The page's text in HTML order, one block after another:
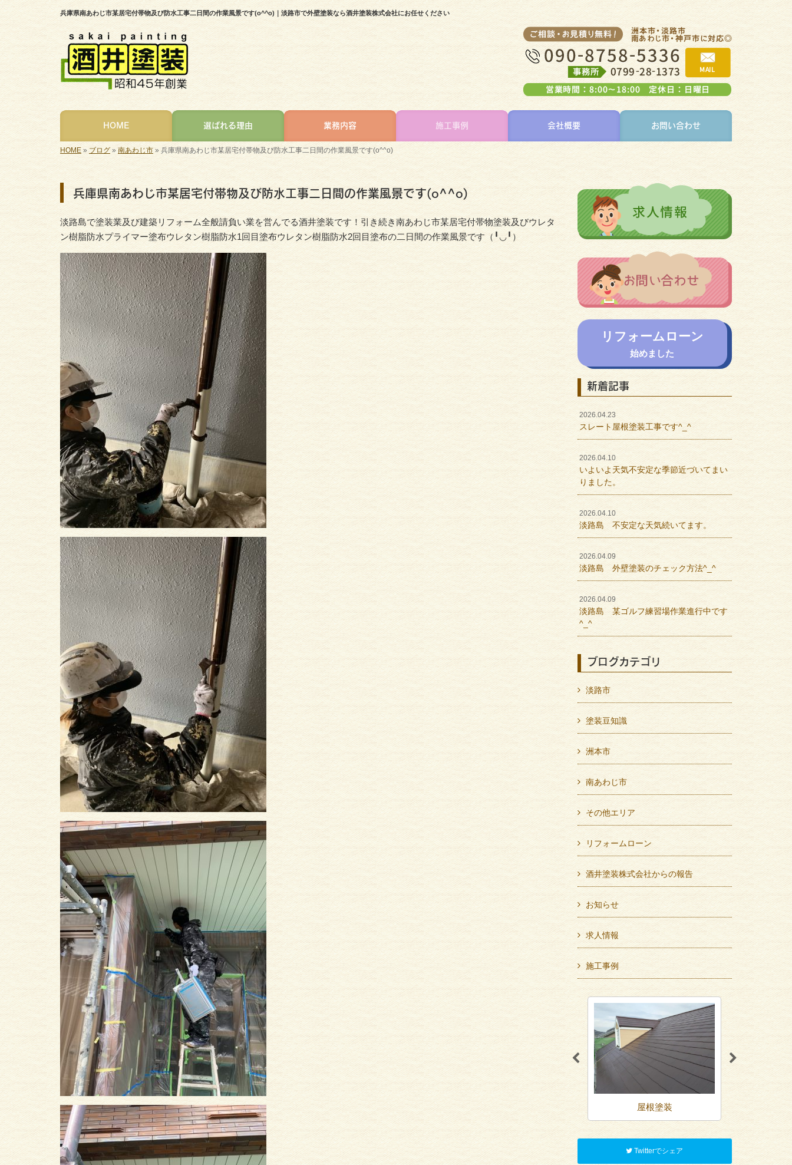
兵庫県南あわじ市某居宅付帯物及び防水工事二日間の作業風景です(o^^o)｜淡路市で外壁塗装なら酒井塗装株式会社にお任せください
HOME 選ばれる理由 業務内容 施工事例 会社概要 お問い合わせ
HOME » ブログ » 南あわじ市 » 兵庫県南あわじ市某居宅付帯物及び防水工事二日間の作業風景です(o^^o)
兵庫県南あわじ市某居宅付帯物及び防水工事二日間の作業風景です(o^^o)
淡路島で塗装業及び建築リフォーム全般請負い業を営んでる酒井塗装です！引き続き南あわじ市某居宅付帯物塗装及びウレタ
ン樹脂防水プライマー塗布ウレタン樹脂防水1回目塗布ウレタン樹脂防水2回目塗布の二日間の作業風景です（╹◡╹）
リフォームローン
始めました
新着記事
2026.04.23
スレート屋根塗装工事です^_^
2026.04.10
いよいよ天気不安定な季節近づいてまい
りました。
2026.04.10
淡路島 不安定な天気続いてます。
2026.04.09
淡路島 外壁塗装のチェック方法^_^
2026.04.09
淡路島 某ゴルフ練習場作業進行中です
^_^
ブログカテゴリ
淡路市
塗装豆知識
洲本市
南あわじ市
その他エリア
リフォームローン
酒井塗装株式会社からの報告
お知らせ
求人情報
施工事例
サイディング 外壁塗装 屋根塗装
Twitterでシェア